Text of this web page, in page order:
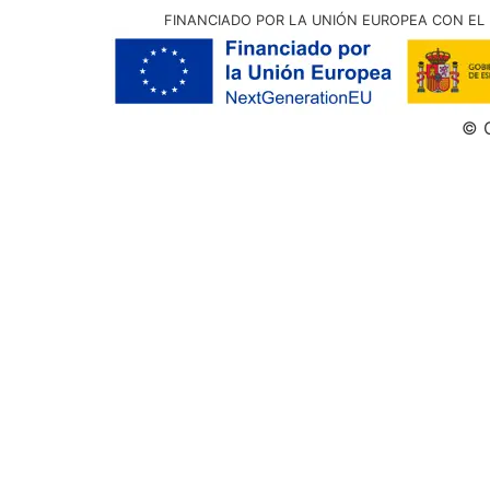
FINANCIADO POR LA UNIÓN EUROPEA CON
©